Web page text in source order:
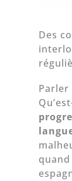
Des